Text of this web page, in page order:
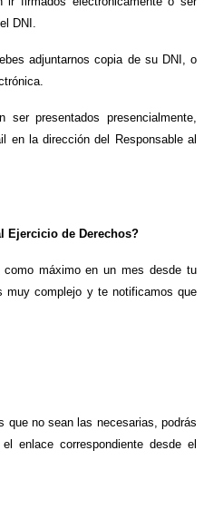
DNI.
adjuntarnos copia de su DNI, o
ser presentados presencialmente,
en la dirección del Responsable al
Ejercicio de Derechos?
como máximo en un mes desde tu
complejo y te notificamos que
que no sean las necesarias, podrás
enlace correspondiente desde el